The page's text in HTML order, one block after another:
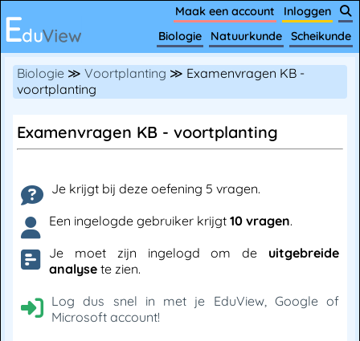
Maak een account
Inloggen
Biologie
Natuurkunde Scheikunde
Biologie ≫ Voortplanting ≫ Examenvragen KB -
voortplanting
Examenvragen KB - voortplanting
Je krijgt bij deze oefening 5 vragen.
Een ingelogde gebruiker krijgt 10 vragen.
Je moet zijn ingelogd om de uitgebreide
analyse te zien.
Log dus snel in met je EduView, Google of
Microsoft account!